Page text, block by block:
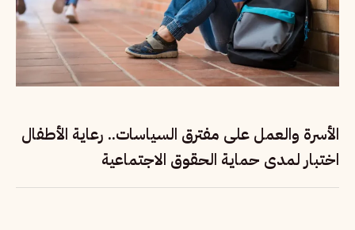
الأسرة والعمل على مفترق السياسات.. رعاية الأطفال
اختبار لمدى حماية الحقوق الاجتماعية